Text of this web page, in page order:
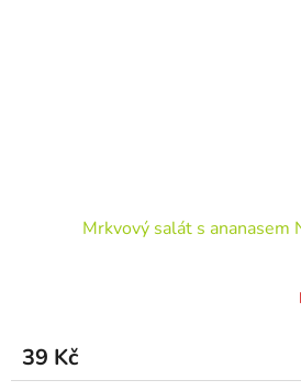
Mrkvový salát s ananasem
39 Kč